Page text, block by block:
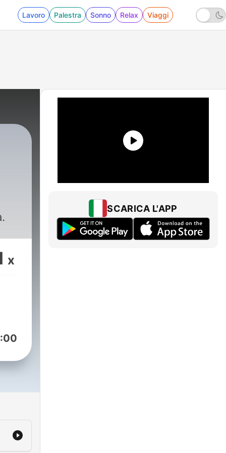
Lavoro Palestra Sonno Relax Viaggi
x
SCARICA L'APP